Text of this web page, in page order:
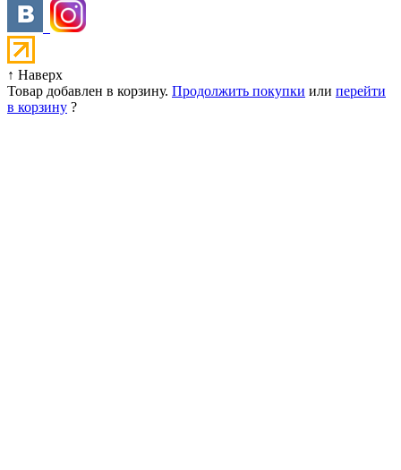
↑ Наверх
Товар добавлен в корзину. Продолжить покупки или перейти
в корзину ?